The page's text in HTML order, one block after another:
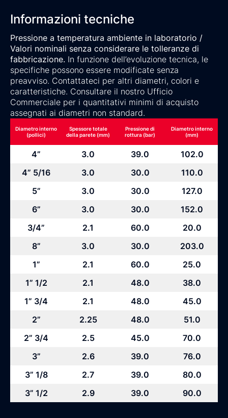
Informazioni tecniche
Pressione a temperatura ambiente in laboratorio /
Valori nominali senza considerare le tolleranze di
fabbricazione. In funzione dell’evoluzione tecnica, le
specifiche possono essere modificate senza
preavviso. Contattateci per altri diametri, colori e
caratteristiche. Consultare il nostro Ufficio
Commerciale per i quantitativi minimi di acquisto
assegnati ai diametri non standard.
Diametro interno
(pollici)
Spessore totale
della parete (mm)
Pressione di
rottura (bar)
Diametro interno
(mm)
4” 3.0 39.0
102.0
4” 5/16
3.0 30.0
110.0
5”
3.0 30.0
127.0
6”
3.0 30.0
152.0
3/4”
2.1 60.0
20.0
8”
3.0 30.0
203.0
1”
2.1 60.0
25.0
1” 1/2
2.1 48.0
38.0
1” 3/4
2.1 48.0
45.0
2”
2.25 48.0
51.0
2” 3/4
2.5 45.0
70.0
3”
2.6 39.0
76.0
3” 1/8
2.7 39.0
80.0
3” 1/2
2.9 39.0 90.0